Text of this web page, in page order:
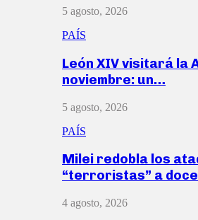
5 agosto, 2026
PAÍS
León XIV visitará la
noviembre: un…
5 agosto, 2026
PAÍS
Milei redobla los
“terroristas” a
4 agosto, 2026